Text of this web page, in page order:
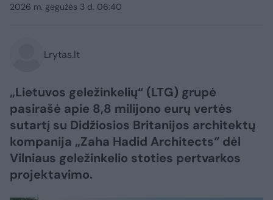
2026 m. gegužės 3 d. 06:40
Lrytas.lt
„Lietuvos geležinkelių“ (LTG) grupė
pasirašė apie 8,8 milijono eurų vertės
sutartį su Didžiosios Britanijos architektų
kompanija „Zaha Hadid Architects“ dėl
Vilniaus geležinkelio stoties pertvarkos
projektavimo.